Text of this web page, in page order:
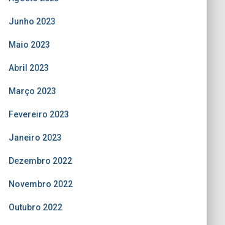
Junho 2023
Maio 2023
Abril 2023
Março 2023
Fevereiro 2023
Janeiro 2023
Dezembro 2022
Novembro 2022
Outubro 2022